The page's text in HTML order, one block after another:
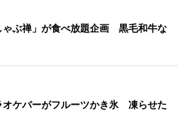
ゃぶ禅」が食べ放題企画 黒毛和牛な
オケバーがフルーツかき氷 凍らせた